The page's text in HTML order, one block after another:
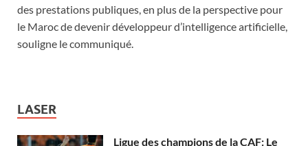
des prestations publiques, en plus de la perspective pour
le Maroc de devenir développeur d’intelligence artificielle,
souligne le communiqué.
LASER
Ligue des champions de la CAF: Le